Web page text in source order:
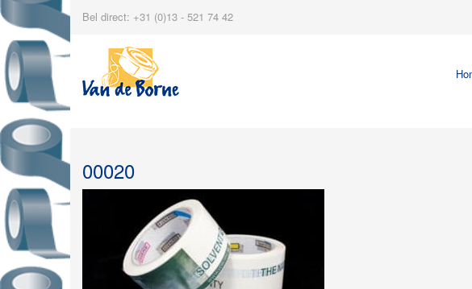
Bel direct: +31 (0)13 - 521 74 42
00020